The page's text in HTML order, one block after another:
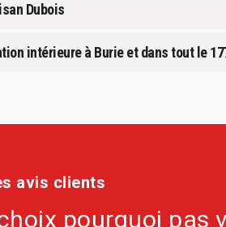
Dubois
intérieure à Burie et dans tout le
avis clients
pourquoi pas